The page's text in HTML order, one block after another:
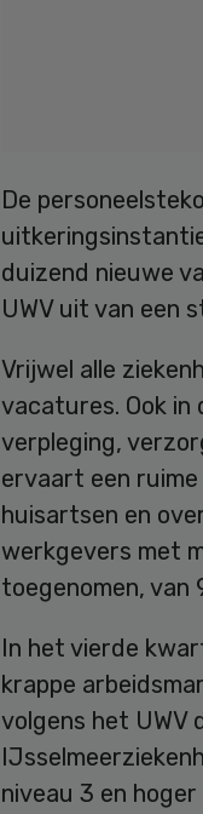
De
duizend nieuwe
UWV uit van een
Vrijwel alle
vacatures. Ook in
verpleging,
ervaart een
huisartsen en
werkgevers met
toegenomen, van
In het vierde
krappe
volgens het UWV
niveau 3 en